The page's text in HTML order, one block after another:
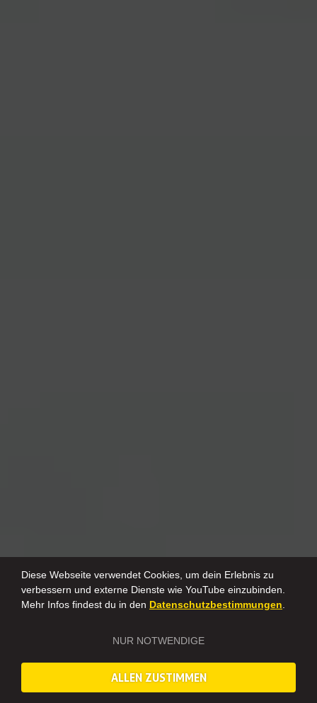
Diese Webseite verwendet Cookies, um dein Erlebnis zu
verbessern und externe Dienste wie YouTube einzubinden.
Mehr Infos findest du in den Datenschutzbestimmungen.
NUR NOTWENDIGE
ALLEN ZUSTIMMEN